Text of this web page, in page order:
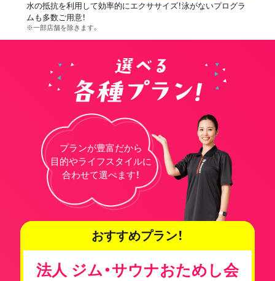
水の抵抗を利用して効率的にエクササイズ！泳がないプログラ
ムも多数ご用意！
※一部店舗を除きます。
プランが豊富だから
目的やライフスタイルに
合わせて選べます！
おすすめプラン！
法人 ジム・サウナおためし会